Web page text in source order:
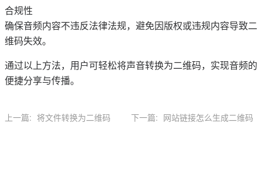
合规性
确保音频内容不违反法律法规，避免因版权或违规内容导致二
维码失效。
通过以上方法，用户可轻松将声音转换为二维码，实现音频的
便捷分享与传播。
上一篇: 将文件转换为二维码 下一篇: 网站链接怎么生成二维码